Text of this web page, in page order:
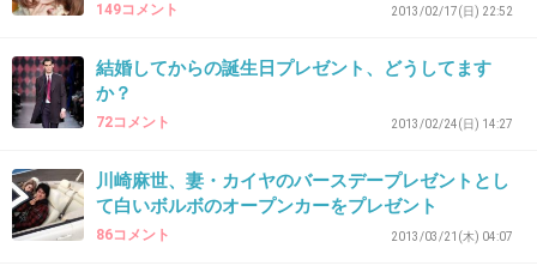
34. 匿名2013/05/18(土) 18:22:30
留学中だったので、日本からは遥か遠いアラスカで20歳の
アラスカは20歳じゃまだお酒飲めないのでなんだか 不完全
燃焼ってかんじでした笑
でも日本の家族や友達から電話、手紙、プレゼントが届い
149コメント 2013/02/17(日) 22:52
結婚してからの誕生日プレゼント、どうしてます
か？
72コメント 2013/02/24(日) 14:27
川崎麻世、妻・カイヤのバースデープレゼントとし
て白いボルボのオープンカーをプレゼント
86コメント 2013/03/21(木) 04:07